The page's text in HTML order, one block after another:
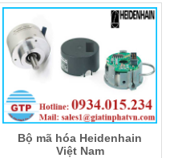
Bộ mã hóa Heidenhain
Việt Nam